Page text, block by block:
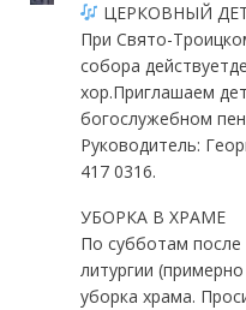
ЦЕРКОВНЫЙ
При Свято-
собора
хор.Приглашаем
богослужебном
Руководитель:
417 0316.
УБОРКА В ХРАМЕ
По субботам
литургии
уборка храма.